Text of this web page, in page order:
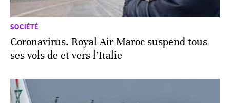
SOCIÉTÉ
Coronavirus. Royal Air Maroc suspend tous
ses vols de et vers l’Italie